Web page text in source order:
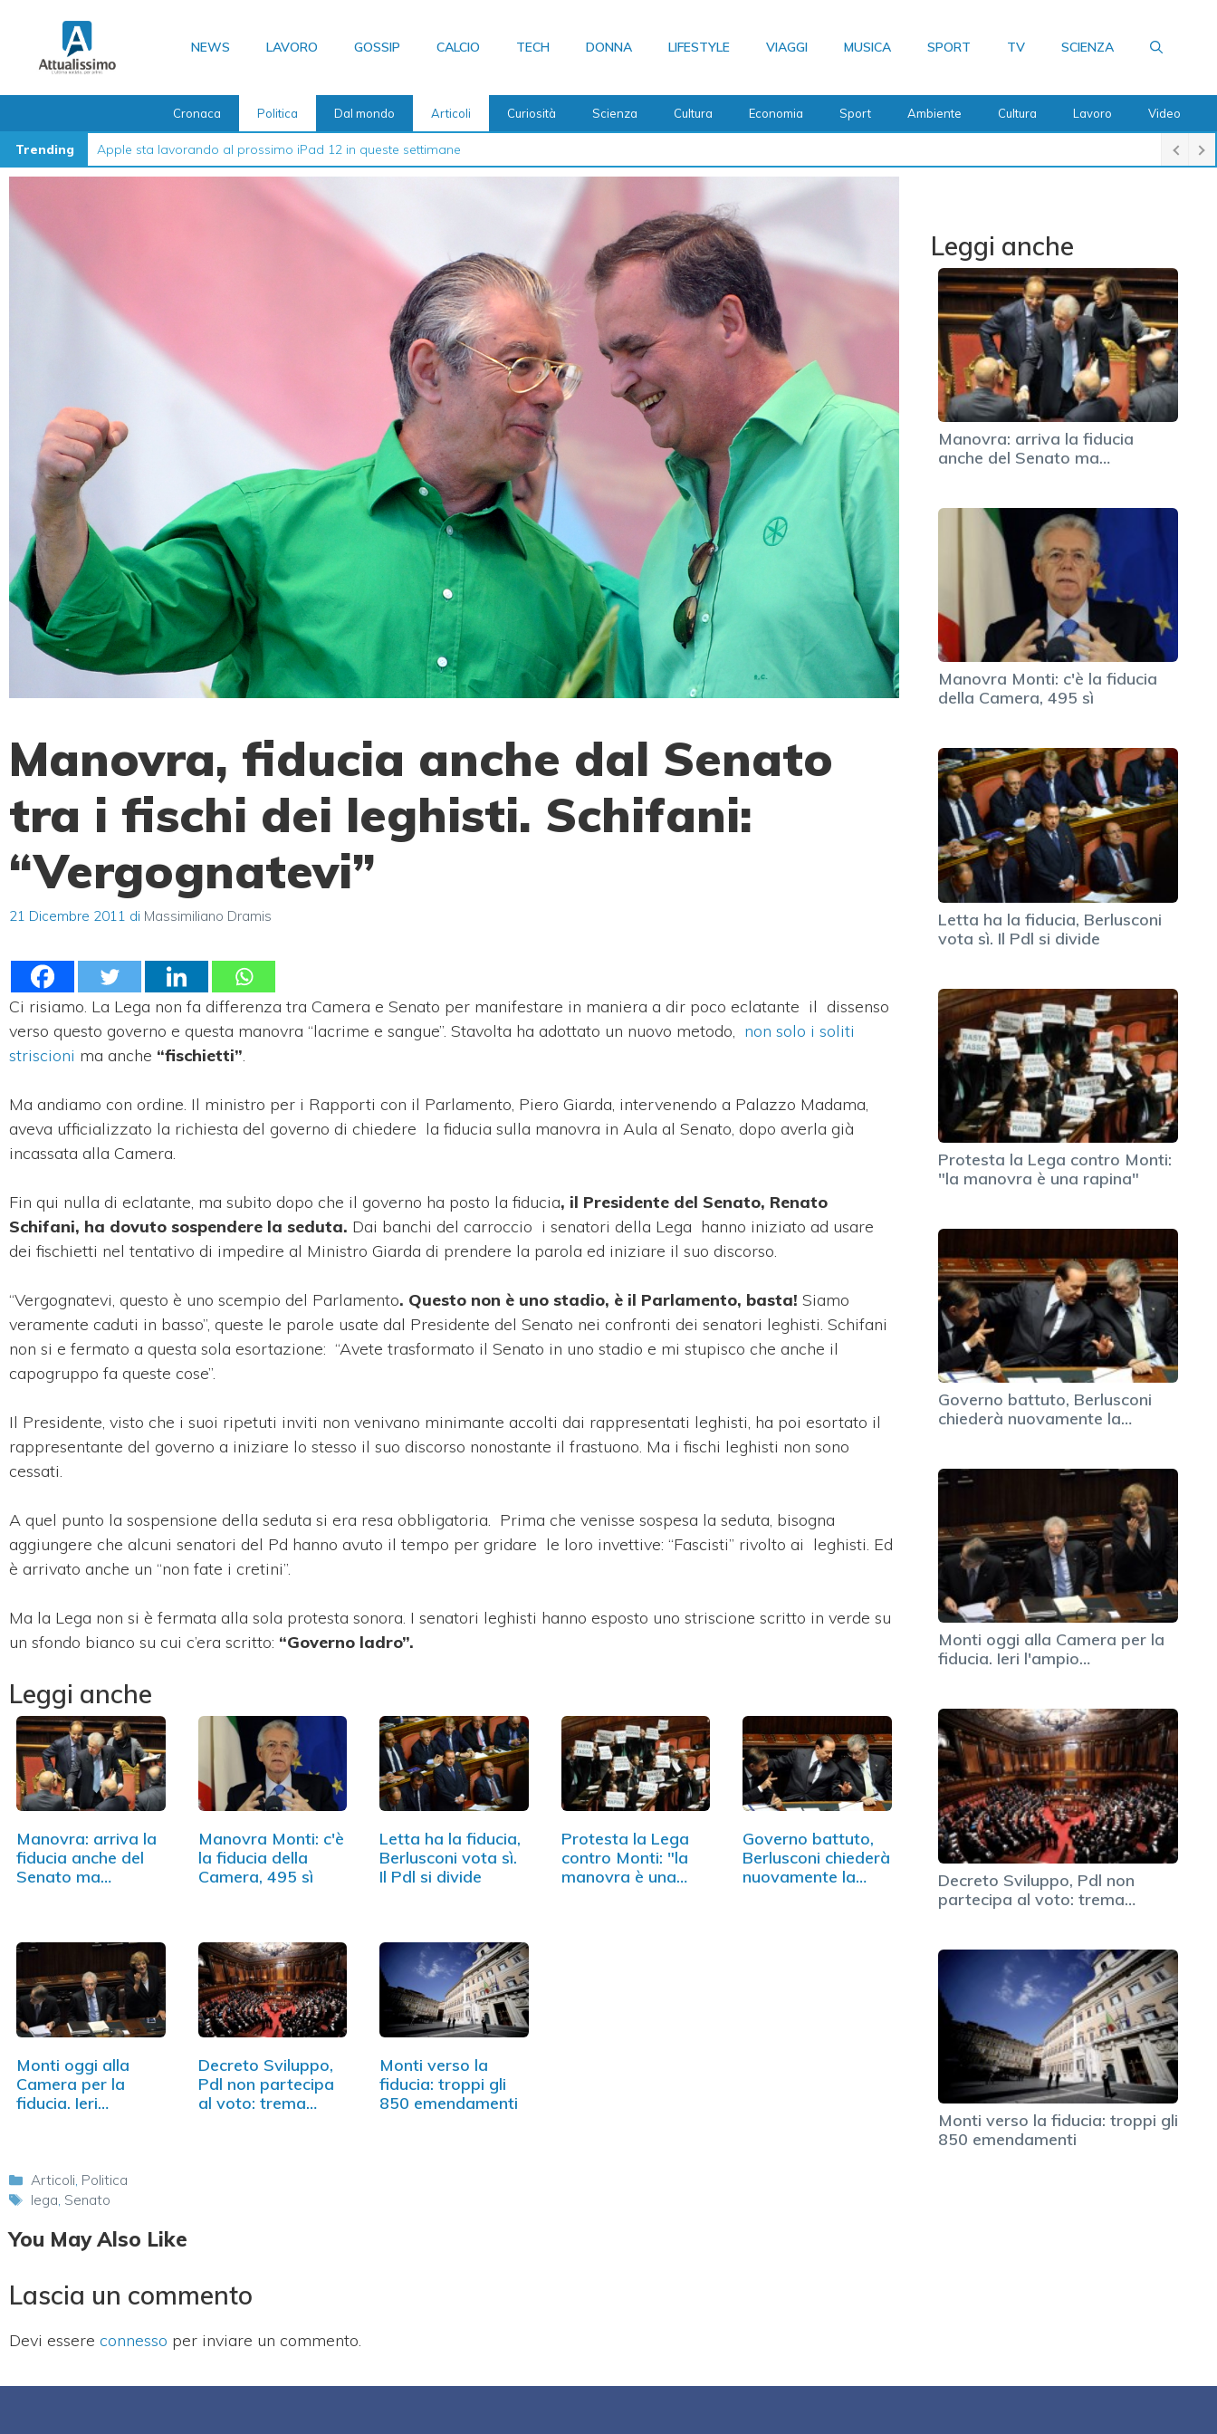
contenuto
NEWS LAVORO GOSSIP CALCIO TECH DONNA LIFESTYLE VIAGGI MUSICA SPORT TV SCIENZA
Cronaca Politica Dal mondo Articoli Curiosità Scienza Cultura Economia Sport Ambiente Cultura Lavoro Video
Trending La guida definitiva su come formattare l’iPhone nel 2026
Manovra, fiducia anche dal Senato
tra i fischi dei leghisti. Schifani:
“Vergognatevi”
21 Dicembre 2011 di Massimiliano Dramis
Ci risiamo. La Lega non fa differenza tra Camera e Senato per manifestare in maniera a dir poco eclatante il dissenso
verso questo governo e questa manovra “lacrime e sangue”. Stavolta ha adottato un nuovo metodo, non solo i soliti
striscioni ma anche “fischietti”.
Ma andiamo con ordine. Il ministro per i Rapporti con il Parlamento, Piero Giarda, intervenendo a Palazzo Madama,
aveva ufficializzato la richiesta del governo di chiedere la fiducia sulla manovra in Aula al Senato, dopo averla già
incassata alla Camera.
Fin qui nulla di eclatante, ma subito dopo che il governo ha posto la fiducia, il Presidente del Senato, Renato
Schifani, ha dovuto sospendere la seduta. Dai banchi del carroccio i senatori della Lega hanno iniziato ad usare
dei fischietti nel tentativo di impedire al Ministro Giarda di prendere la parola ed iniziare il suo discorso.
“Vergognatevi, questo è uno scempio del Parlamento. Questo non è uno stadio, è il Parlamento, basta! Siamo
veramente caduti in basso”, queste le parole usate dal Presidente del Senato nei confronti dei senatori leghisti. Schifani
non si e fermato a questa sola esortazione: “Avete trasformato il Senato in uno stadio e mi stupisco che anche il
capogruppo fa queste cose”.
Il Presidente, visto che i suoi ripetuti inviti non venivano minimante accolti dai rappresentati leghisti, ha poi esortato il
rappresentante del governo a iniziare lo stesso il suo discorso nonostante il frastuono. Ma i fischi leghisti non sono
cessati.
A quel punto la sospensione della seduta si era resa obbligatoria. Prima che venisse sospesa la seduta, bisogna
aggiungere che alcuni senatori del Pd hanno avuto il tempo per gridare le loro invettive: “Fascisti” rivolto ai leghisti. Ed
è arrivato anche un “non fate i cretini”.
Ma la Lega non si è fermata alla sola protesta sonora. I senatori leghisti hanno esposto uno striscione scritto in verde su
un sfondo bianco su cui c’era scritto: “Governo ladro”.
Leggi anche
Manovra: arriva la
fiducia anche del
Senato ma…
Manovra Monti: c'è
la fiducia della
Camera, 495 sì
Letta ha la fiducia,
Berlusconi vota sì.
Il Pdl si divide
Protesta la Lega
contro Monti: "la
manovra è una
Governo battuto,
Berlusconi chiederà
nuovamente la…
Monti oggi alla
Camera per la
fiducia. Ieri
Decreto Sviluppo,
Pdl non partecipa
al voto: trema…
Monti verso la
fiducia: troppi gli
850 emendamenti
Categorie
Articoli, Politica
Tag
lega, Senato
You May Also Like
Lascia un commento
Devi essere connesso per inviare un commento.
Leggi anche
Manovra: arriva la fiducia
anche del Senato ma…
Manovra Monti: c'è la fiducia
della Camera, 495 sì
Letta ha la fiducia, Berlusconi
vota sì. Il Pdl si divide
Protesta la Lega contro Monti:
"la manovra è una rapina"
Governo battuto, Berlusconi
chiederà nuovamente la…
Monti oggi alla Camera per la
fiducia. Ieri l'ampio…
Decreto Sviluppo, Pdl non
partecipa al voto: trema…
Monti verso la fiducia: troppi gli
850 emendamenti